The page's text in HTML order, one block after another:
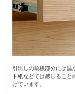
引出しの前板部分には温
ト紙などでは感じるこ
げています。